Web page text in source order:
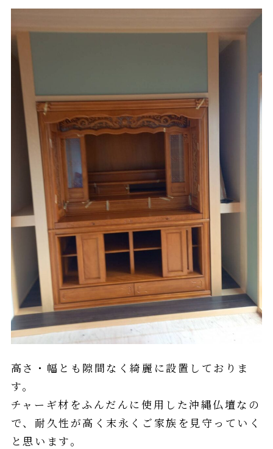
高さ・幅とも隙間なく綺麗に設置しておりま
す。
チャーギ材をふんだんに使用した沖縄仏壇なの
で、耐久性が高く末永くご家族を見守っていく
と思います。